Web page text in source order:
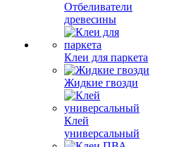
Отбеливатели
древесины
Клеи для паркета
Жидкие гвозди
Клей
универсальный